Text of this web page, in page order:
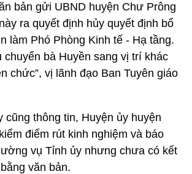
bản gửi UBND huyện Chư Prông
ra quyết định hủy quyết định bổ
làm Phó Phòng Kinh tế - Hạ tầng.
bà Huyền sang vị trí khác
chức”, vị lãnh đạo Ban Tuyên giáo
cũng thông tin, Huyện ủy huyện
điểm rút kinh nghiệm và báo
vụ Tỉnh ủy nhưng chưa có kết
văn bản.